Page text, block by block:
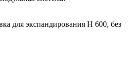
для экспандирования Н 600, без